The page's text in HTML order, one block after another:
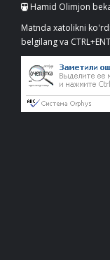
Hamid Olimjon
Matnda xatolikni
belgilang va